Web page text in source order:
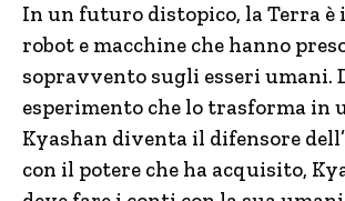
In un futuro distopico, la Terra è
robot e macchine che hanno
sopravvento sugli esseri umani.
esperimento che lo trasforma in
Kyashan diventa il difensore
con il potere che ha acquisito,